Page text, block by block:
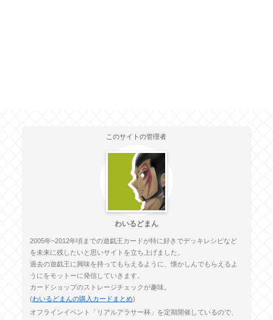
このサイトの管理者
わいるどまん
2005年~2012年頃までの遊戯王カードが特に好きでデッキレシピなど
を未来に残したいと思いサイトを立ち上げました。
過去の遊戯王に興味を持ってもらえるように、懐かしんでもらえるよ
うにをモットーに発信していきます。
カードショップのストレージチェックが趣味。
(わいるどまんの購入カードまとめ)
オフラインイベント「リアルアラサー杯」を定期開催しているので、